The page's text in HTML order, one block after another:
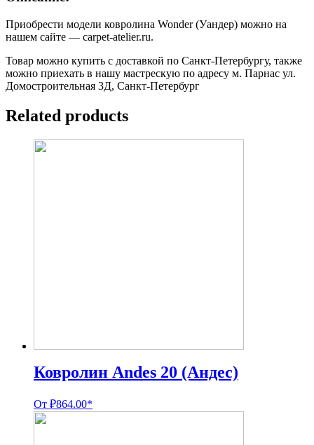
Приобрести модели ковролина Wonder (Уандер) можно на
нашем сайте — carpet-atelier.ru.
Товар можно купить с доставкой по Санкт-Петербургу, также
можно приехать в нашу мастрескую по адресу м. Парнас ул.
Домостроительная 3Д, Санкт-Петербург
Related products
Ковролин Andes 20 (Андес)
От ₽864.00*